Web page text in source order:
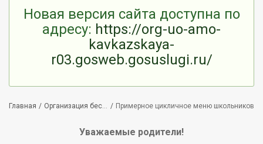
Новая версия сайта доступна по
адресу: https://org-uo-amo-
kavkazskaya-
r03.gosweb.gosuslugi.ru/
Строка
навигации
Главная Организация бесплатного горячего питания Примерное цикличное меню школьников
Уважаемые родители!